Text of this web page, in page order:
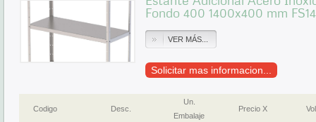
Fondo 400 1400x400 mm
VER MÁS...
Solicitar mas informacion...
Codigo Desc.
Un.
Embalaje
Precio X